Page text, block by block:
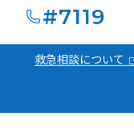
#7119
救急相談について